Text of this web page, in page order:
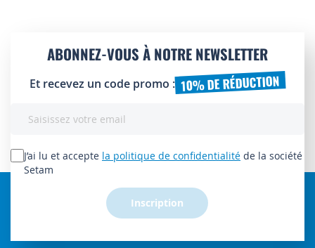
ABONNEZ-VOUS À NOTRE NEWSLETTER
Et recevez un code promo : 10% DE RÉDUCTION
lettre
d’information
J’ai lu et accepte la politique de confidentialité de la société
Setam
Inscription